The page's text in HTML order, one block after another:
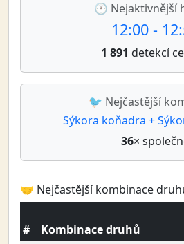
🕐 Nejaktivnější
12:00 -
1 891 detekcí
🐦 Nejčastější
Sýkora koňadra +
36×
🤝 Nejčastější kombinace
# Kombinace druhů